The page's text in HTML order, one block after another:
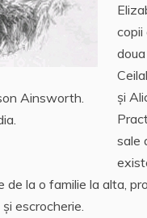
Ainsworth.
copii
şi
sale
la o familie la alta,
escrocherie.